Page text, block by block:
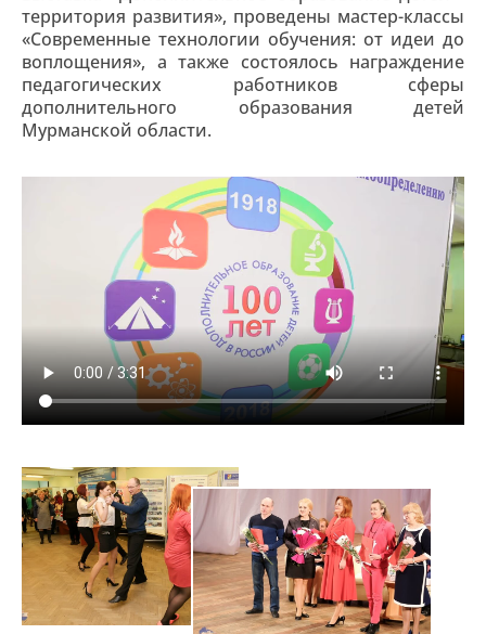
территория развития», проведены мастер-классы
«Современные технологии обучения: от идеи до
воплощения», а также состоялось награждение
педагогических работников сферы
дополнительного образования детей
Мурманской области.